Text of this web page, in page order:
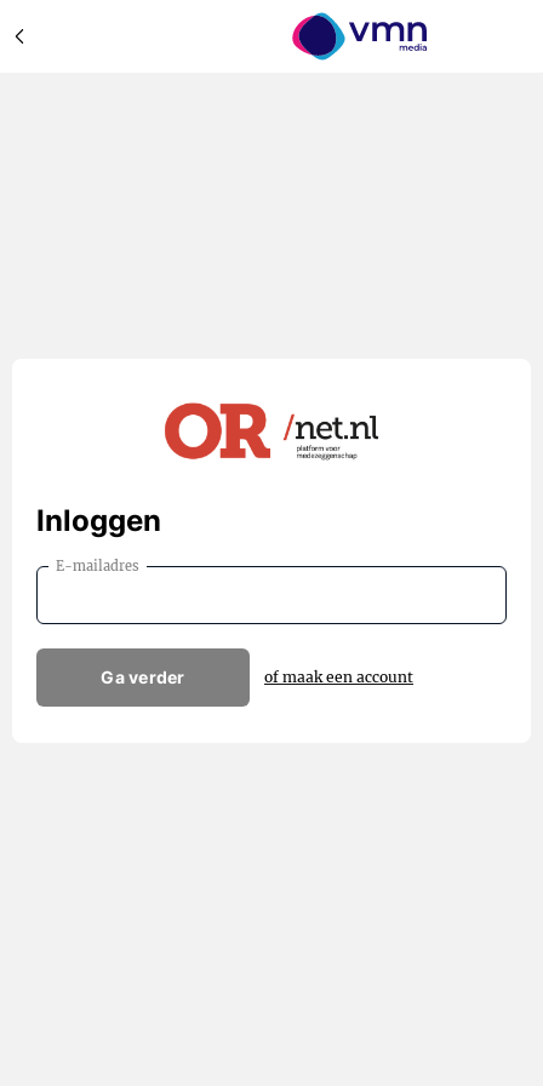
Inloggen
E-mailadres
Ga verder of maak een account